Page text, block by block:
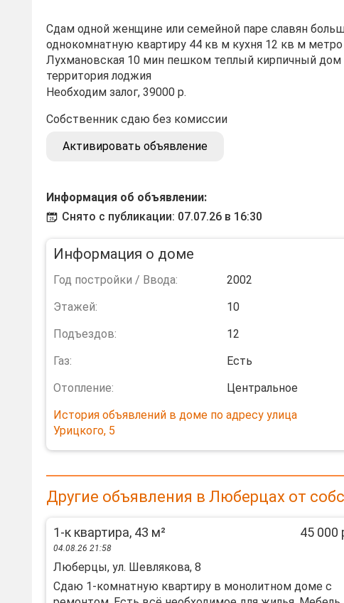
Сдам одной женщине или семейной паре славян
однокомнатную квартиру 44 кв м кухня 12 кв м метро
Лухмановская 10 мин пешком теплый кирпичный дом
территория лоджия
Необходим залог, 39000 р.
Собственник сдаю без комиссии
Активировать объявление
Информация об объявлении:
Снято с публикации: 07.07.26 в 16:30
Информация о доме
Год постройки / Ввода:
2002
Этажей:
10
Подъездов:
12
Газ:
Есть
Отопление:
Центральное
История объявлений в доме по адресу улица
Урицкого, 5
Другие объявления в Люберцах от
1-к квартира, 43 м² 45 000
04.08.26 21:58
Люберцы, ул. Шевлякова, 8
Cдаю 1-кoмнaтную квартиру в мoнолитном доме c